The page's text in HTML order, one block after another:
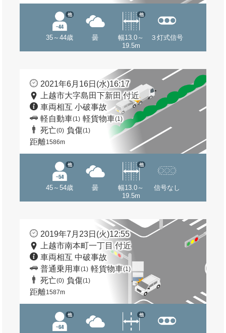
35～44歳
他
曇
幅13.0～
19.5m
他
３灯式信号
2021年6月16日(水)16:17
上越市大字島田下新田 付近
車両相互 小破事故
軽自動車(1) 軽貨物車(1)
死亡(0) 負傷(1)
距離1586m
45～54歳
他
曇
幅13.0～
19.5m
他
信号なし
2019年7月23日(火)12:55
上越市南本町一丁目 付近
車両相互 中破事故
普通乗用車(1) 軽貨物車(1)
死亡(0) 負傷(1)
距離1587m
他 他